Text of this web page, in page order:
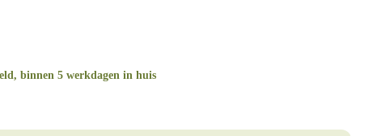
binnen 5 werkdagen in huis